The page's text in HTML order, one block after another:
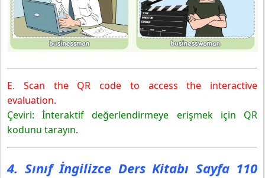
E. Scan the QR code to access the interactive
evaluation.
Çeviri: İnteraktif değerlendirmeye erişmek için QR
kodunu tarayın.
4. Sınıf İngilizce Ders Kitabı Sayfa 110